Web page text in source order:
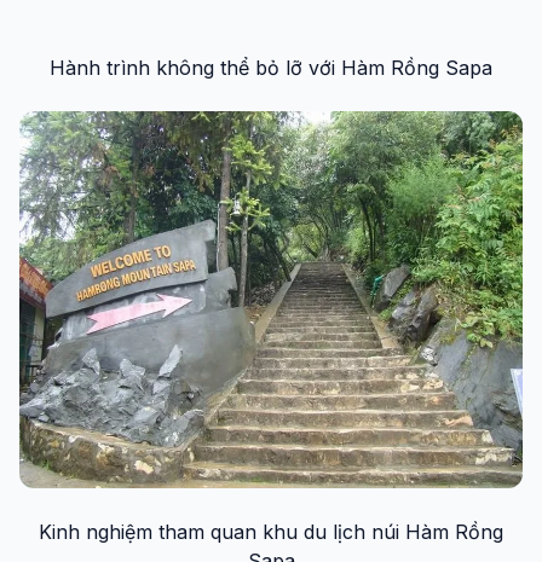
Hành trình không thể bỏ lỡ với Hàm Rồng Sapa
Kinh nghiệm tham quan khu du lịch núi Hàm Rồng